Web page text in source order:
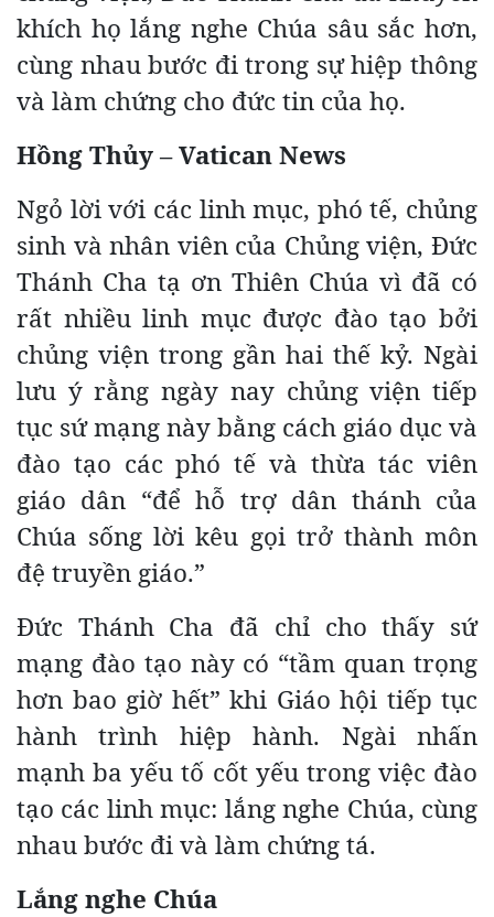
khích họ lắng nghe Chúa sâu sắc hơn,
cùng nhau bước đi trong sự hiệp thông
và làm chứng cho đức tin của họ.
Hồng Thủy – Vatican News
Ngỏ lời với các linh mục, phó tế, chủng
sinh và nhân viên của Chủng viện, Đức
Thánh Cha tạ ơn Thiên Chúa vì đã có
rất nhiều linh mục được đào tạo bởi
chủng viện trong gần hai thế kỷ. Ngài
lưu ý rằng ngày nay chủng viện tiếp
tục sứ mạng này bằng cách giáo dục và
đào tạo các phó tế và thừa tác viên
giáo dân “để hỗ trợ dân thánh của
Chúa sống lời kêu gọi trở thành môn
đệ truyền giáo.”
Đức Thánh Cha đã chỉ cho thấy sứ
mạng đào tạo này có “tầm quan trọng
hơn bao giờ hết” khi Giáo hội tiếp tục
hành trình hiệp hành. Ngài nhấn
mạnh ba yếu tố cốt yếu trong việc đào
tạo các linh mục: lắng nghe Chúa, cùng
nhau bước đi và làm chứng tá.
Lắng nghe Chúa